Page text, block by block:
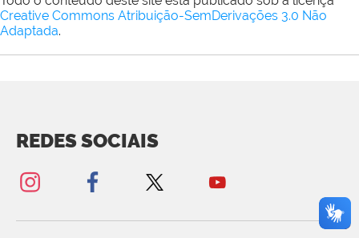
Creative Commons Atribuição-SemDerivações 3.0 Não
Adaptada.
REDES SOCIAIS